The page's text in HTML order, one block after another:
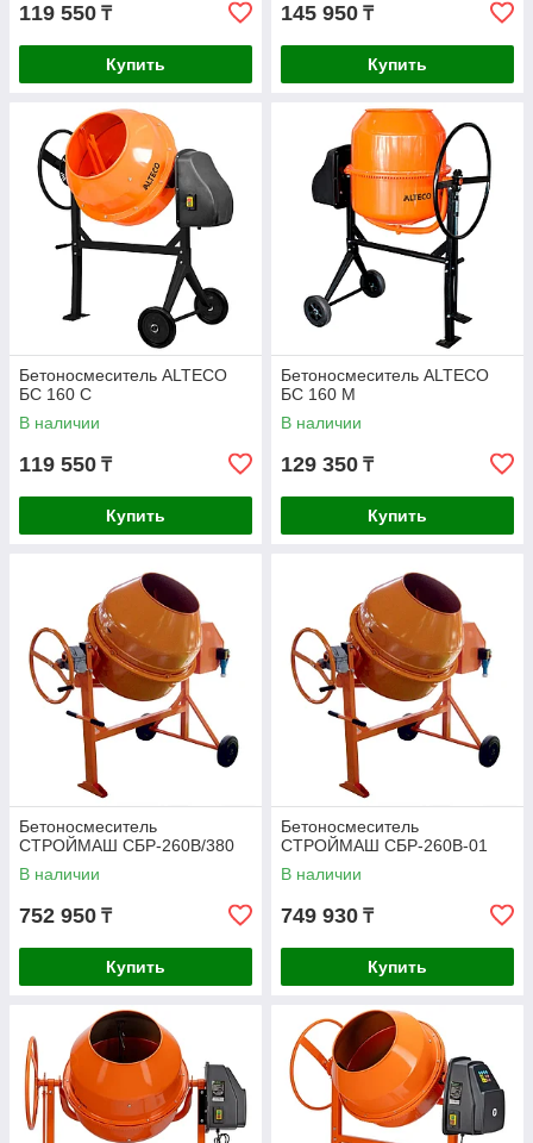
119 550 ₸
Купить
145 950 ₸
Купить
Бетоносмеситель ALTECO
БС 160 С
В наличии
119 550 ₸
Купить
Бетоносмеситель ALTECO
БС 160 М
В наличии
129 350 ₸
Купить
Бетоносмеситель
СТРОЙМАШ СБР-260В/380
В наличии
752 950 ₸
Купить
Бетоносмеситель
СТРОЙМАШ СБР-260В-01
В наличии
749 930 ₸
Купить